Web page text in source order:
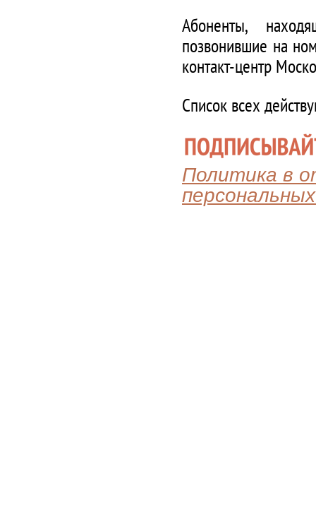
Абоненты,
позвонившие на
контакт-центр
Список всех
Политика в